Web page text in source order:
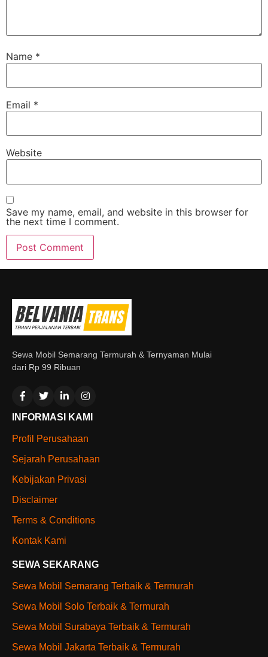
Name *
Email *
Website
Save my name, email, and website in this browser for
the next time I comment.
Sewa Mobil Semarang Termurah & Ternyaman Mulai
dari Rp 99 Ribuan
INFORMASI KAMI
Profil Perusahaan
Sejarah Perusahaan
Kebijakan Privasi
Disclaimer
Terms & Conditions
Kontak Kami
SEWA SEKARANG
Sewa Mobil Semarang Terbaik & Termurah
Sewa Mobil Solo Terbaik & Termurah
Sewa Mobil Surabaya Terbaik & Termurah
Sewa Mobil Jakarta Terbaik & Termurah